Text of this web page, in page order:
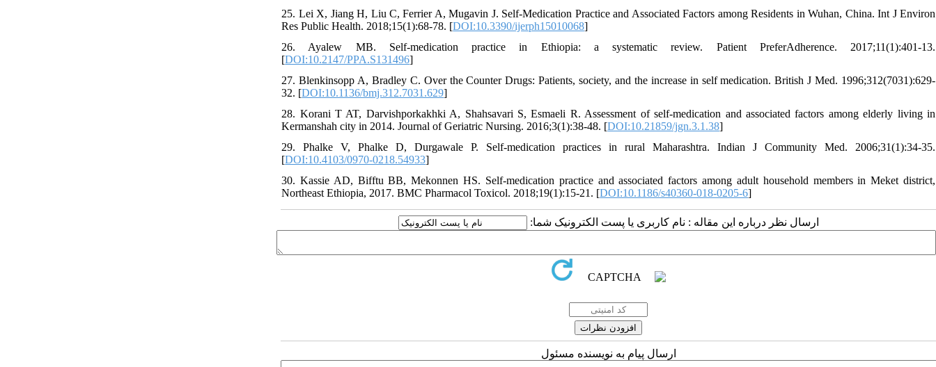
25. Lei X, Jiang H, Liu C, Ferrier A, Mugavin J. Self-Medication Practice and Associated Factors among Residents in Wuhan, China. Int J Environ
Res Public Health. 2018;15(1):68-78. [DOI:10.3390/ijerph15010068]
26. Ayalew MB. Self-medication practice in Ethiopia: a systematic review. Patient PreferAdherence. 2017;11(1):401-13.
[DOI:10.2147/PPA.S131496]
27. Blenkinsopp A, Bradley C. Over the Counter Drugs: Patients, society, and the increase in self medication. British J Med. 1996;312(7031):629-
32. [DOI:10.1136/bmj.312.7031.629]
28. Korani T AT, Darvishporkakhki A, Shahsavari S, Esmaeli R. Assessment of self-medication and associated factors among elderly living in
Kermanshah city in 2014. Journal of Geriatric Nursing. 2016;3(1):38-48. [DOI:10.21859/jgn.3.1.38]
29. Phalke V, Phalke D, Durgawale P. Self-medication practices in rural Maharashtra. Indian J Community Med. 2006;31(1):34-35.
[DOI:10.4103/0970-0218.54933]
30. Kassie AD, Bifftu BB, Mekonnen HS. Self-medication practice and associated factors among adult household members in Meket district,
Northeast Ethiopia, 2017. BMC Pharmacol Toxicol. 2018;19(1):15-21. [DOI:10.1186/s40360-018-0205-6]
ارسال نظر درباره این مقاله : نام کاربری یا پست الکترونیک شما:
ارسال پیام به نویسنده مسئول